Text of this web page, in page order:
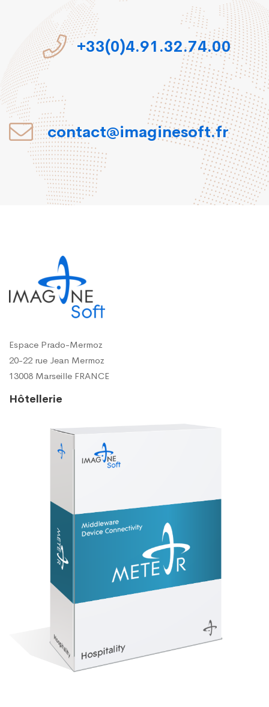
+33(0)4.91.32.74.00
contact@imaginesoft.fr
Espace Prado-Mermoz
20-22 rue Jean Mermoz
13008 Marseille FRANCE
Hôtellerie